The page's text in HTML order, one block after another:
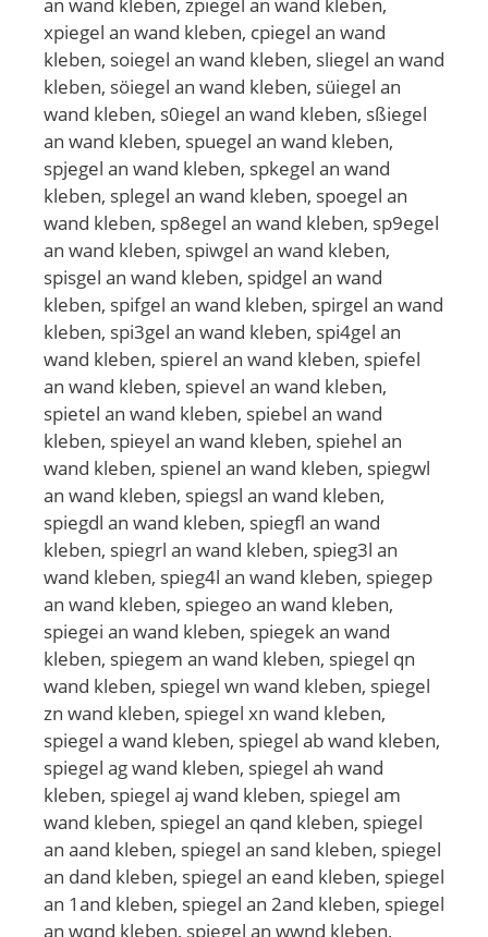
xpiegel an wand kleben, cpiegel an wand
kleben, soiegel an wand kleben, sliegel an wand
kleben, söiegel an wand kleben, süiegel an
wand kleben, s0iegel an wand kleben, sßiegel
an wand kleben, spuegel an wand kleben,
spjegel an wand kleben, spkegel an wand
kleben, splegel an wand kleben, spoegel an
wand kleben, sp8egel an wand kleben, sp9egel
an wand kleben, spiwgel an wand kleben,
spisgel an wand kleben, spidgel an wand
kleben, spifgel an wand kleben, spirgel an wand
kleben, spi3gel an wand kleben, spi4gel an
wand kleben, spierel an wand kleben, spiefel
an wand kleben, spievel an wand kleben,
spietel an wand kleben, spiebel an wand
kleben, spieyel an wand kleben, spiehel an
wand kleben, spienel an wand kleben, spiegwl
an wand kleben, spiegsl an wand kleben,
spiegdl an wand kleben, spiegfl an wand
kleben, spiegrl an wand kleben, spieg3l an
wand kleben, spieg4l an wand kleben, spiegep
an wand kleben, spiegeo an wand kleben,
spiegei an wand kleben, spiegek an wand
kleben, spiegem an wand kleben, spiegel qn
wand kleben, spiegel wn wand kleben, spiegel
zn wand kleben, spiegel xn wand kleben,
spiegel a wand kleben, spiegel ab wand kleben,
spiegel ag wand kleben, spiegel ah wand
kleben, spiegel aj wand kleben, spiegel am
wand kleben, spiegel an qand kleben, spiegel
an aand kleben, spiegel an sand kleben, spiegel
an dand kleben, spiegel an eand kleben, spiegel
an 1and kleben, spiegel an 2and kleben, spiegel
an wqnd kleben, spiegel an wwnd kleben,